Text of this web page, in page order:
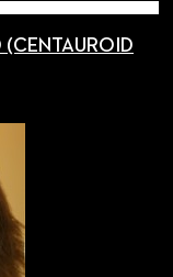
(CENTAUROID